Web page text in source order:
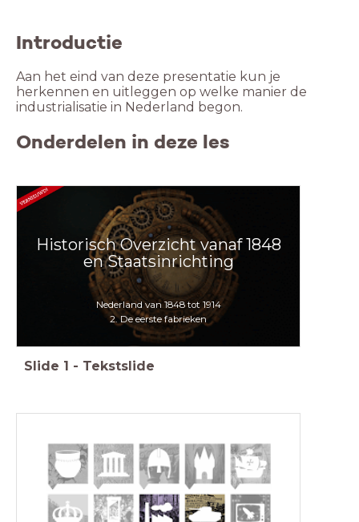
Introductie
Aan het eind van deze presentatie kun je
herkennen en uitleggen op welke manier de
industrialisatie in Nederland begon.
Onderdelen in deze les
Historisch Overzicht vanaf 1848
en Staatsinrichting
Nederland van 1848 tot 1914
2. De eerste fabrieken
Slide 1 - Tekstslide